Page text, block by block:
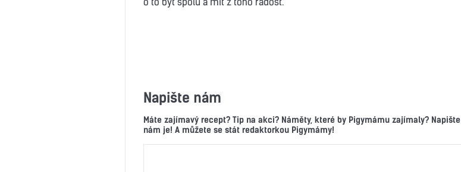
Napište nám
Máte zajímavý recept? Tip na akci? Náměty, které by Pigymámu zajímaly? Napište
nám je! A můžete se stát redaktorkou Pigymámy!